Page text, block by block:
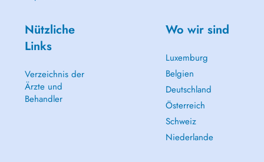
Nützliche
Links
Verzeichnis der
Ärzte und
Behandler
Wo wir sind
Luxemburg
Belgien
Deutschland
Österreich
Schweiz
Niederlande